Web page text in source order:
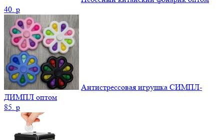
40. p
Антистрессовая игрушка СИМПЛ-
ДИМПЛ оптом
85. p